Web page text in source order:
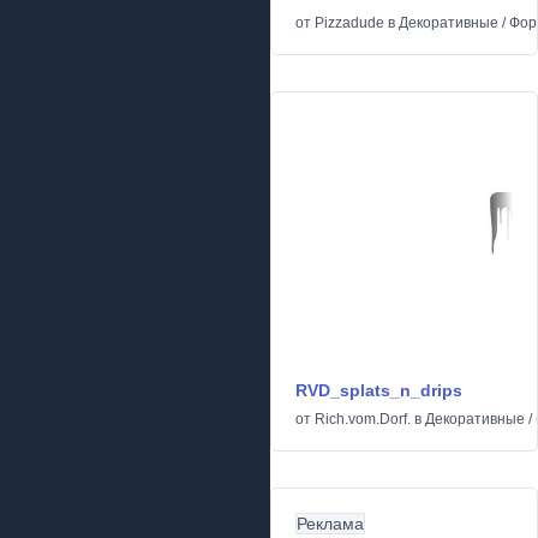
от Pizzadude в Декоративные /
RVD_splats_n_drips
от Rich.vom.Dorf. в Декоративные /
Реклама